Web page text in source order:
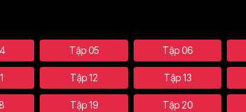
Tập 05 Tập 06
Tập 12 Tập 13
Tập 19 Tập 20